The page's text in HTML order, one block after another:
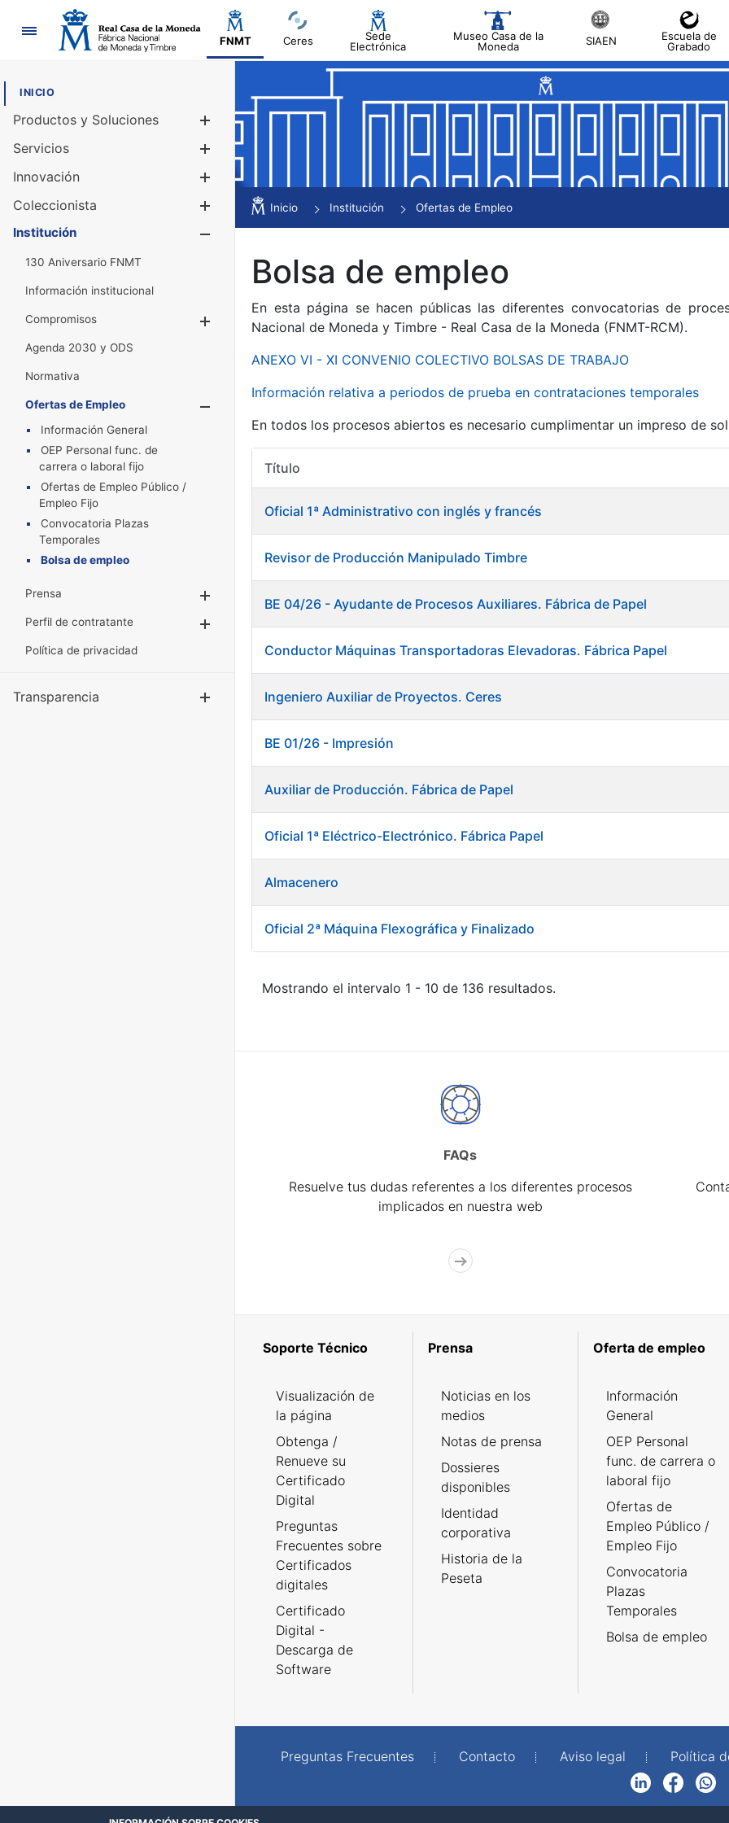
Navegación
FNMT Ceres
Sede
Electrónica
Museo Casa de la
Moneda
SIAEN
Escuela de
Grabado
INICIO
Productos y Soluciones
Mostrar/Ocultar
Servicios
Innovación
Coleccionista
Mostrar/Ocultar
Institución
130 Aniversario FNMT
Información institucional
Compromisos
Mostrar/Ocultar
Agenda 2030 y ODS
Normativa
Ofertas de Empleo
Información General
OEP Personal func. de
carrera o laboral fijo
Ofertas de Empleo Público /
Empleo Fijo
Convocatoria Plazas
Temporales
Bolsa de empleo
Prensa
Mostrar/Ocultar
Perfil de contratante
Política de privacidad
Transparencia Mostrar/Ocultar
Inicio Institución Ofertas de Empleo
Bolsa de empleo
En esta página se hacen públicas las diferentes convocatorias de
Nacional de Moneda y Timbre - Real Casa de la Moneda (FNMT-RCM).
ANEXO VI - XI CONVENIO COLECTIVO BOLSAS DE TRABAJO
Información relativa a periodos de prueba en contrataciones temporales
En todos los procesos abiertos es necesario cumplimentar un impreso de
Título
Oficial 1ª Administrativo con inglés y francés
Revisor de Producción Manipulado Timbre
BE 04/26 - Ayudante de Procesos Auxiliares. Fábrica de Papel
Conductor Máquinas Transportadoras Elevadoras. Fábrica Papel
Ingeniero Auxiliar de Proyectos. Ceres
BE 01/26 - Impresión
Auxiliar de Producción. Fábrica de Papel
Oficial 1ª Eléctrico-Electrónico. Fábrica Papel
Almacenero
Oficial 2ª Máquina Flexográfica y Finalizado
Mostrando el intervalo 1 - 10 de 136 resultados.
FAQs
Resuelve tus dudas referentes a los diferentes procesos
implicados en nuestra web
Soporte Técnico
Visualización de
la página
Obtenga /
Renueve su
Certificado
Digital
Preguntas
Frecuentes sobre
Certificados
digitales
Certificado
Digital -
Descarga de
Software
Prensa
Noticias en los
medios
Notas de prensa
Dossieres
disponibles
Identidad
corporativa
Historia de la
Peseta
Oferta de empleo
Información
General
OEP Personal
func. de carrera o
laboral fijo
Ofertas de
Empleo Público /
Empleo Fijo
Convocatoria
Plazas
Temporales
Bolsa de empleo
Preguntas Frecuentes Contacto Aviso legal Política
FacebookWhatsApp